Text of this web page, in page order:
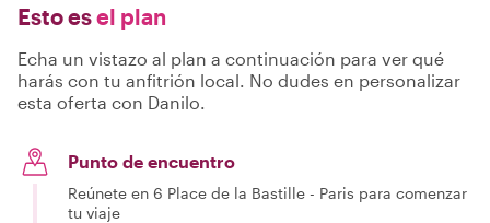
Esto esel plan
Echa un vistazo al plan a continuación para ver qué
harás con tu anfitrión local. No dudes en personalizar
esta oferta con Danilo.
Punto de encuentro
Reúnete en 6 Place de la Bastille - Paris para comenzar
tu viaje